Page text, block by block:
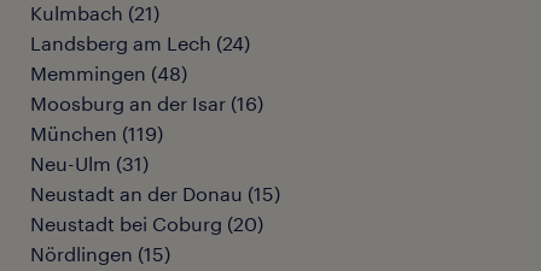
Kulmbach (21)
Landsberg am Lech (24)
Memmingen (48)
Moosburg an der Isar (16)
München (119)
Neu-Ulm (31)
Neustadt an der Donau (15)
Neustadt bei Coburg (20)
Nördlingen (15)